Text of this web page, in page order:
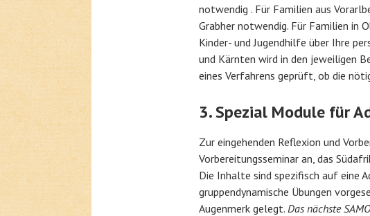
notwendig . Für Familien aus
Grabher notwendig. Für Familien in
Kinder- und Jugendhilfe über Ihre
und Kärnten wird in den jeweiligen
eines Verfahrens geprüft, ob die
3. Spezial Module für
Zur eingehenden Reflexion und
Vorbereitungsseminar an, das
Die Inhalte sind spezifisch auf eine
gruppendynamische Übungen
Augenmerk gelegt. Das nächste